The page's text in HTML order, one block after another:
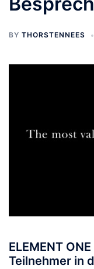
BY THORSTENNEES
ELEMENT
Teilnehmer in